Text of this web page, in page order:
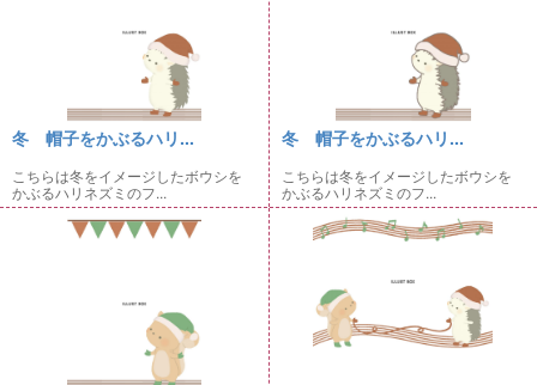
冬 帽子をかぶるハリ...
こちらは冬をイメージしたボウシを
かぶるハリネズミのフ...
冬 帽子をかぶるハリ...
こちらは冬をイメージしたボウシを
かぶるハリネズミのフ...